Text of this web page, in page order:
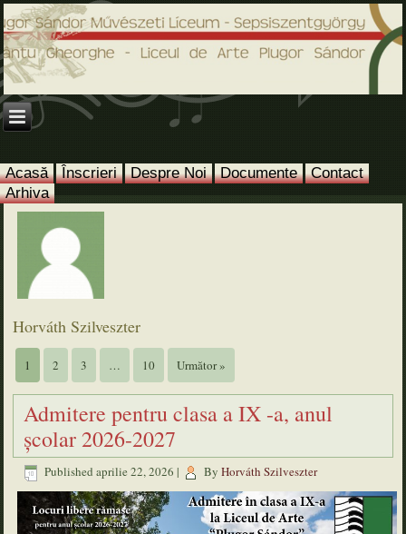
Acasă Înscrieri Despre Noi Documente
Contact
Arhiva
Horváth Szilveszter
1 2 3 … 10 Următor »
Admitere pentru clasa a IX -a, anul
școlar 2026-2027
Published aprilie 22, 2026 | By Horváth Szilveszter